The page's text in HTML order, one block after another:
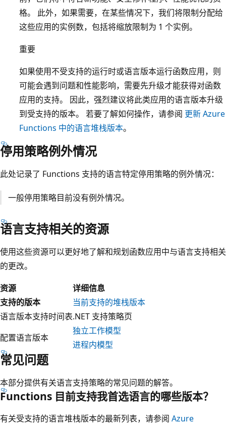
格。 此外，如果需要，在某些情况下，我们将限制分配给
这些应用的实例数，包括将缩放限制为 1 个实例。
重要
如果使用不受支持的运行时或语言版本运行函数应用，则
可能会遇到问题和性能影响，需要先升级才能获得对函数
应用的支持。 因此，强烈建议将此类应用的语言版本升级
到受支持的版本。 若要了解如何操作，请参阅 更新 Azure
Functions 中的语言堆栈版本。
停用策略例外情况
此处记录了 Functions 支持的语言特定停用策略的例外情况：
一般停用策略目前没有例外情况。
语言支持相关的资源
使用这些资源可以更好地了解和规划函数应用中与语言支持相关
的更改。
资源
详细信息
支持的版本
当前支持的堆栈版本
语言版本支持时间表.NET 支持策略页
配置语言版本
独立工作模型
进程内模型
常见问题
本部分提供有关语言支持策略的常见问题的解答。
Functions 目前支持我首选语言的哪些版本？
有关受支持的语言堆栈版本的最新列表，请参阅 Azure